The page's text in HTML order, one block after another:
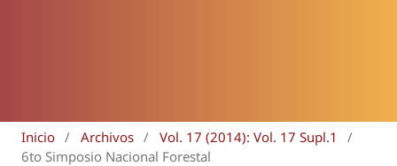
Inicio / Archivos / Vol. 17 (2014): Vol. 17 Supl.1
/
6to Simposio Nacional Forestal